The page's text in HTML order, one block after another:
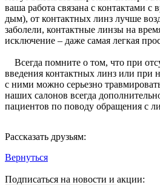
ваша работа связана с контактами
дым), от контактных линз лучше
заболели, контактные линзы на
исключение – даже самая легкая
Всегда помните о том, что при
введения контактных линз или при
с ними можно серьезно
наших салонов всегда
пациентов по поводу обращения с
Рассказать друзьям:
Вернуться
Подписаться на новости и акции: